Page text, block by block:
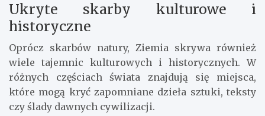
Ukryte skarby kulturowe i
historyczne
Oprócz skarbów natury, Ziemia skrywa również
wiele tajemnic kulturowych i historycznych. W
różnych częściach świata znajdują się miejsca,
które mogą kryć zapomniane dzieła sztuki, teksty
czy ślady dawnych cywilizacji.